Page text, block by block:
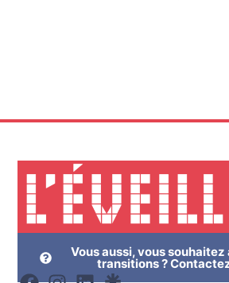
Vous aussi, vous souhaitez
transitions ?